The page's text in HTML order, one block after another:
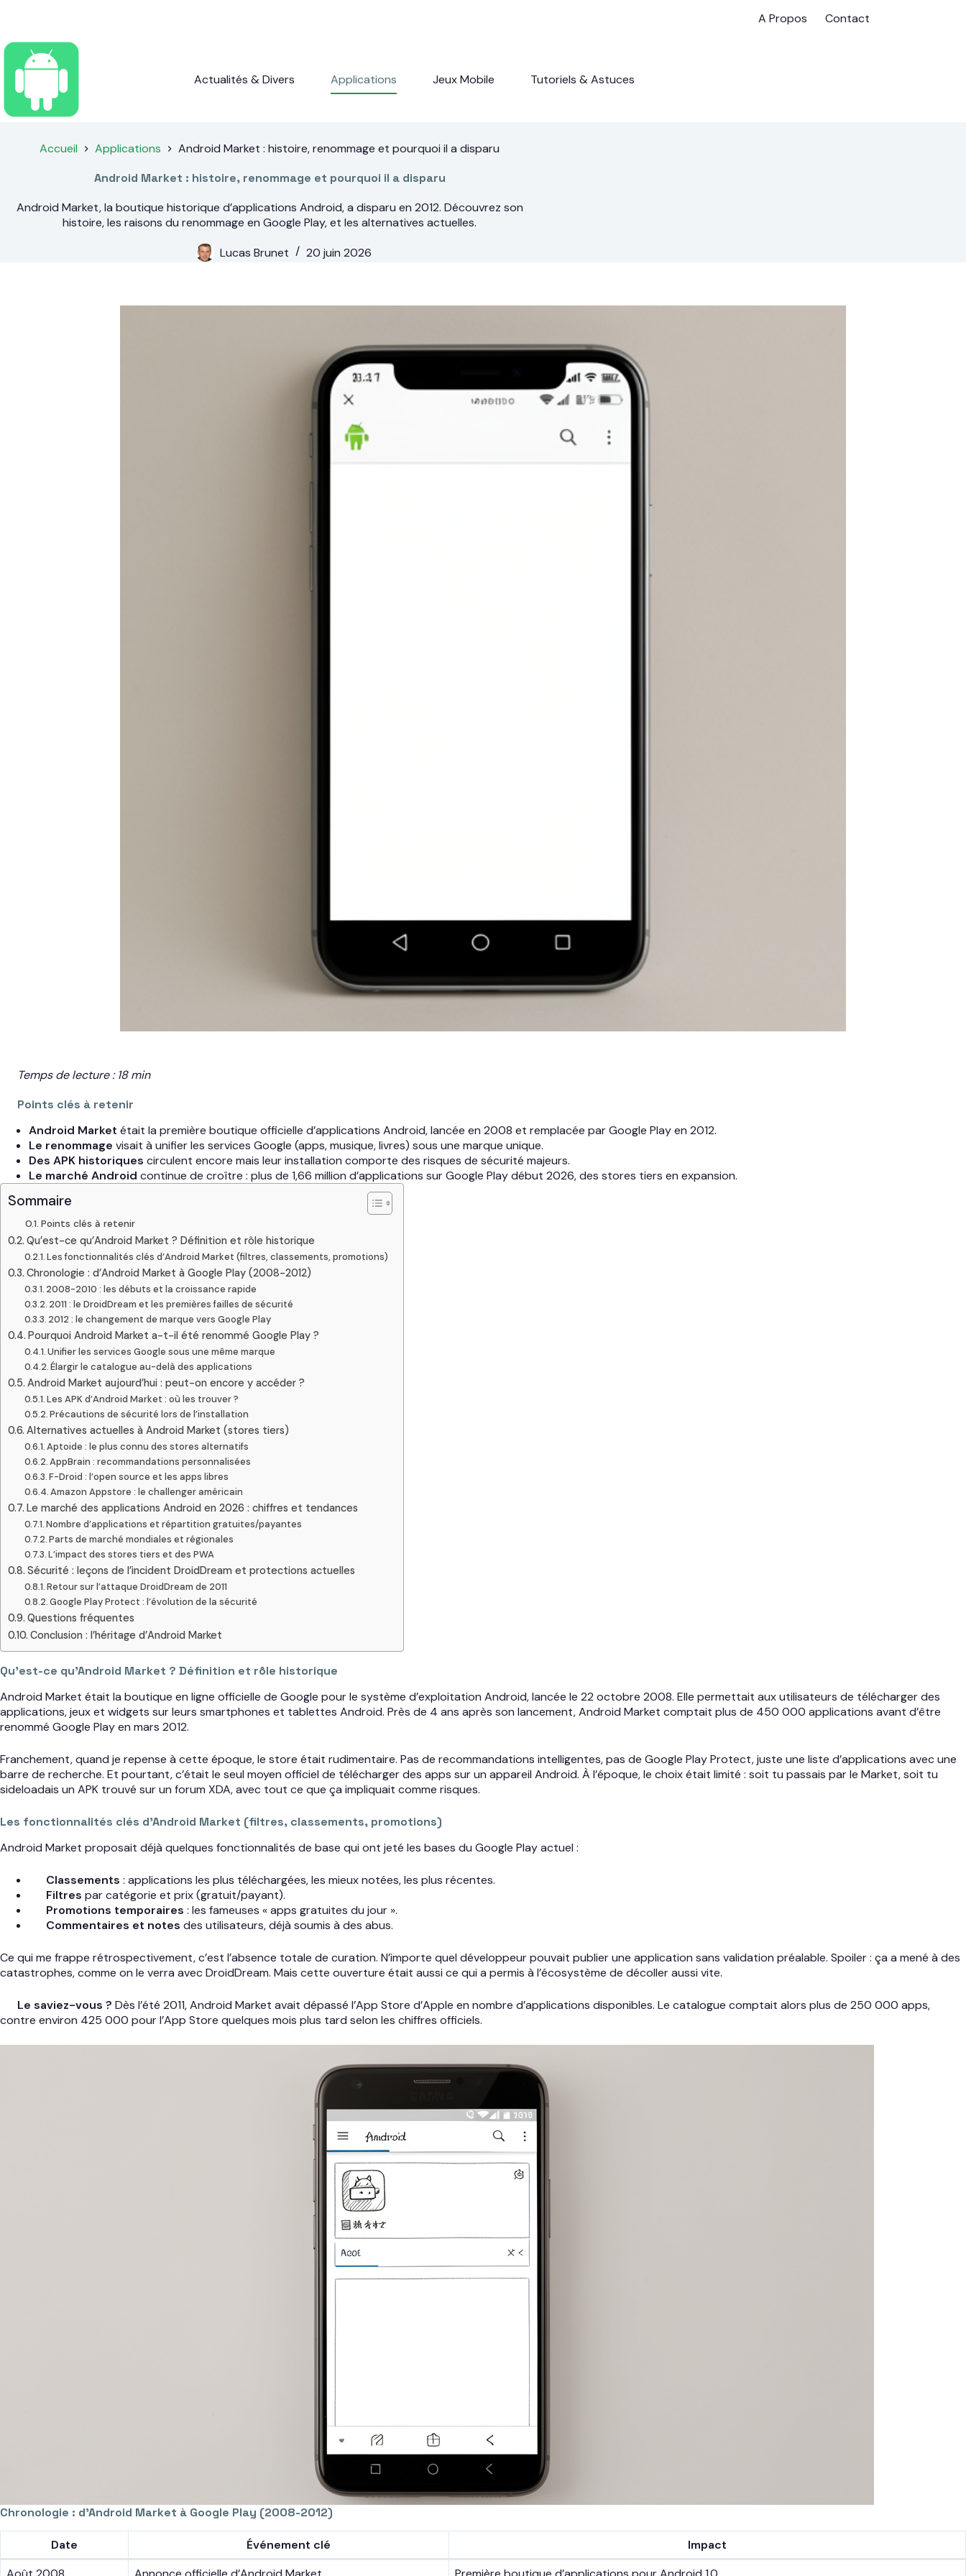
A Propos Contact
Actualités & Divers Applications Jeux Mobile Tutoriels & Astuces
Accueil Applications
Android Market : histoire, renommage et pourquoi il a disparu
Android Market : histoire, renommage et pourquoi il a disparu
Android Market, la boutique historique d’applications Android, a disparu en 2012. Découvrez son
histoire, les raisons du renommage en Google Play, et les alternatives actuelles.
Lucas Brunet
20 juin 2026
Temps de lecture : 18 min
Points clés à retenir
Android Market était la première boutique officielle d’applications Android, lancée en 2008 et remplacée par Google Play en 2012.
Le renommage visait à unifier les services Google (apps, musique, livres) sous une marque unique.
Des APK historiques circulent encore mais leur installation comporte des risques de sécurité majeurs.
Le marché Android continue de croître : plus de 1,66 million d’applications sur Google Play début 2026, des stores tiers en expansion.
Sommaire
Points clés à retenir
Qu’est-ce qu’Android Market ? Définition et rôle historique
Les fonctionnalités clés d’Android Market (filtres, classements, promotions)
Chronologie : d’Android Market à Google Play (2008-2012)
2008-2010 : les débuts et la croissance rapide
2011 : le DroidDream et les premières failles de sécurité
2012 : le changement de marque vers Google Play
Pourquoi Android Market a-t-il été renommé Google Play ?
Unifier les services Google sous une même marque
Élargir le catalogue au-delà des applications
Android Market aujourd’hui : peut-on encore y accéder ?
Les APK d’Android Market : où les trouver ?
Précautions de sécurité lors de l’installation
Alternatives actuelles à Android Market (stores tiers)
Aptoide : le plus connu des stores alternatifs
AppBrain : recommandations personnalisées
F-Droid : l’open source et les apps libres
Amazon Appstore : le challenger américain
Le marché des applications Android en 2026 : chiffres et tendances
Nombre d’applications et répartition gratuites/payantes
Parts de marché mondiales et régionales
L’impact des stores tiers et des PWA
Sécurité : leçons de l’incident DroidDream et protections actuelles
Retour sur l’attaque DroidDream de 2011
Google Play Protect : l’évolution de la sécurité
Questions fréquentes
Conclusion : l’héritage d’Android Market
Qu’est-ce qu’Android Market ? Définition et rôle historique
Android Market était la boutique en ligne officielle de Google pour le système d’exploitation Android, lancée le 22 octobre 2008. Elle permettait aux utilisateurs de télécharger des
applications, jeux et widgets sur leurs smartphones et tablettes Android. Près de 4 ans après son lancement, Android Market comptait plus de 450 000 applications avant d’être
renommé Google Play en mars 2012.
Franchement, quand je repense à cette époque, le store était rudimentaire. Pas de recommandations intelligentes, pas de Google Play Protect, juste une liste d’applications avec une
barre de recherche. Et pourtant, c’était le seul moyen officiel de télécharger des apps sur un appareil Android. À l’époque, le choix était limité : soit tu passais par le Market, soit tu
sideloadais un APK trouvé sur un forum XDA, avec tout ce que ça impliquait comme risques.
Les fonctionnalités clés d’Android Market (filtres, classements, promotions)
Android Market proposait déjà quelques fonctionnalités de base qui ont jeté les bases du Google Play actuel :
Classements : applications les plus téléchargées, les mieux notées, les plus récentes.
Filtres par catégorie et prix (gratuit/payant).
Promotions temporaires : les fameuses « apps gratuites du jour ».
Commentaires et notes des utilisateurs, déjà soumis à des abus.
Ce qui me frappe rétrospectivement, c’est l’absence totale de curation. N’importe quel développeur pouvait publier une application sans validation préalable. Spoiler : ça a mené à des
catastrophes, comme on le verra avec DroidDream. Mais cette ouverture était aussi ce qui a permis à l’écosystème de décoller aussi vite.
Le saviez-vous ? Dès l’été 2011, Android Market avait dépassé l’App Store d’Apple en nombre d’applications disponibles. Le catalogue comptait alors plus de 250 000 apps,
contre environ 425 000 pour l’App Store quelques mois plus tard selon les chiffres officiels.
Chronologie : d’Android Market à Google Play (2008-2012)
Date Événement clé
Impact